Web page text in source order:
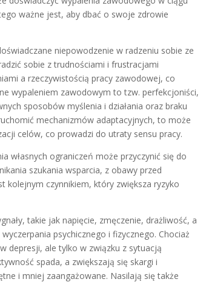
ważne jest, aby dbać o swoje zdrowie
niepowodzenie w radzeniu sobie ze
sobie z trudnościami i frustracjami
a rzeczywistością pracy zawodowej, co
wypaleniem zawodowym to tzw. perfekcjoniści,
sposobów myślenia i działania oraz braku
mechanizmów adaptacyjnych, to może
celów, co prowadzi do utraty sensu pracy.
własnych ograniczeń może przyczynić się do
szukania wsparcia, z obawy przed
kolejnym czynnikiem, który zwiększa ryzyko
takie jak napięcie, zmęczenie, drażliwość, a
psychicznego i fizycznego. Chociaż
depresji, ale tylko w związku z sytuacją
spada, a zwiększają się skargi i
i mniej zaangażowane. Nasilają się także